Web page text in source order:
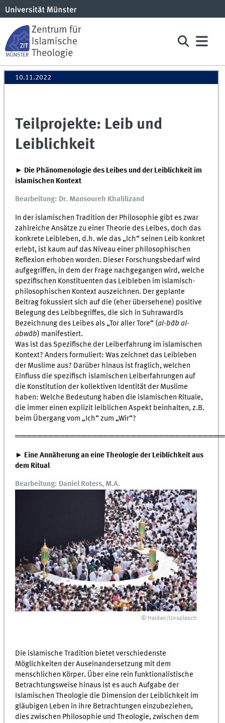
10.11.2022
Teilprojekte: Leib und
Leiblichkeit
► Die Phänomenologie des Leibes und der Leiblichkeit im
islamischen Kontext
Bearbeitung: Dr. Mansoureh Khalilizand
In der islamischen Tradition der Philosophie gibt es zwar
zahlreiche Ansätze zu einer Theorie des Leibes, doch das
konkrete Leibleben, d.h. wie das „Ich“ seinen Leib konkret
erlebt, ist kaum auf das Niveau einer philosophischen
Reflexion erhoben worden. Dieser Forschungsbedarf wird
aufgegriffen, in dem der Frage nachgegangen wird, welche
spezifischen Konstituenten das Leibleben im islamisch-
philosophischen Kontext auszeichnen. Der geplante
Beitrag fokussiert sich auf die (eher übersehene) positive
Belegung des Leibbegriffes, die sich in Suhrawardīs
Bezeichnung des Leibes als „Tor aller Tore“ (al-bāb al-
abwāb) manifestiert.
Was ist das Spezifische der Leiberfahrung im islamischen
Kontext? Anders formuliert: Was zeichnet das Leibleben
der Muslime aus? Darüber hinaus ist fraglich, welchen
Einfluss die spezifisch islamischen Leiberfahrungen auf
die Konstitution der kollektiven Identität der Muslime
haben: Welche Bedeutung haben die islamischen Rituale,
die immer einen explizit leiblichen Aspekt beinhalten, z.B.
beim Übergang vom „Ich“ zum „Wir“?
► Eine Annäherung an eine Theologie der Leiblichkeit aus
dem Ritual
Bearbeitung: Daniel Roters, M.A.
© Haidan/Unsplasch
Die islamische Tradition bietet verschiedenste
Möglichkeiten der Auseinandersetzung mit dem
menschlichen Körper. Über eine rein funktionalistische
Betrachtungsweise hinaus ist es auch Aufgabe der
Islamischen Theologie die Dimension der Leiblichkeit im
gläubigen Leben in ihre Betrachtungen einzubeziehen,
dies zwischen Philosophie und Theologie, zwischen dem